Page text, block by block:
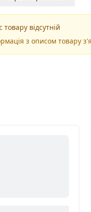
товару відсутній
з описом товару